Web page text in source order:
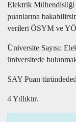
Elektrik Mühendisliği
puanlarına
verileri ÖSYM ve
Üniversite Sayısı:
üniversitede
SAY Puan
4 Yıllıktır.